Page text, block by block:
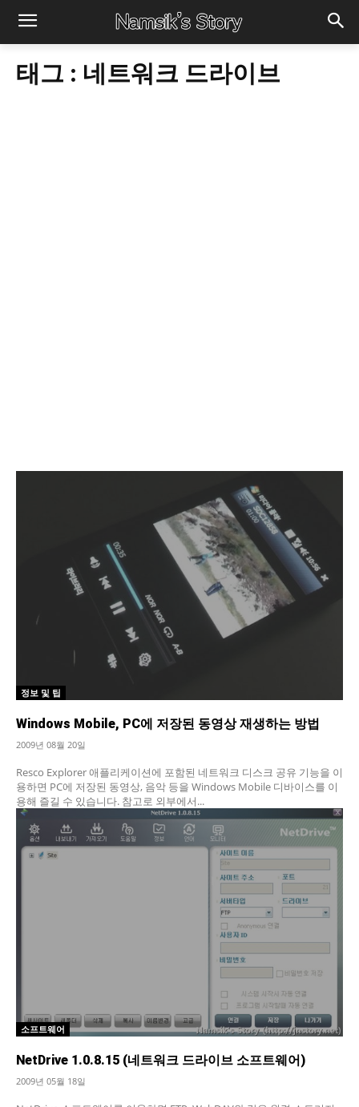
태그 : 네트워크 드라이브
정보 및 팁
Windows Mobile, PC에 저장된 동영상 재생하는 방법
2009년 08월 20일
Resco Explorer 애플리케이션에 포함된 네트워크 디스크 공유 기능을 이
용하면 PC에 저장된 동영상, 음악 등을 Windows Mobile 디바이스를 이
용해 즐길 수 있습니다. 참고로 외부에서...
소프트웨어
NetDrive 1.0.8.15 (네트워크 드라이브 소프트웨어)
2009년 05월 18일